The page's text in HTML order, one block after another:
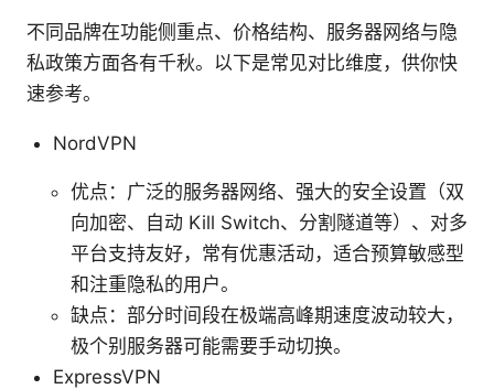
不同品牌在功能侧重点、价格结构、服务器网络与隐
私政策方面各有千秋。以下是常见对比维度，供你快
速参考。
NordVPN
优点：广泛的服务器网络、强大的安全设置（双
向加密、自动 Kill Switch、分割隧道等）、对多
平台支持友好，常有优惠活动，适合预算敏感型
和注重隐私的用户。
缺点：部分时间段在极端高峰期速度波动较大，
极个别服务器可能需要手动切换。
ExpressVPN